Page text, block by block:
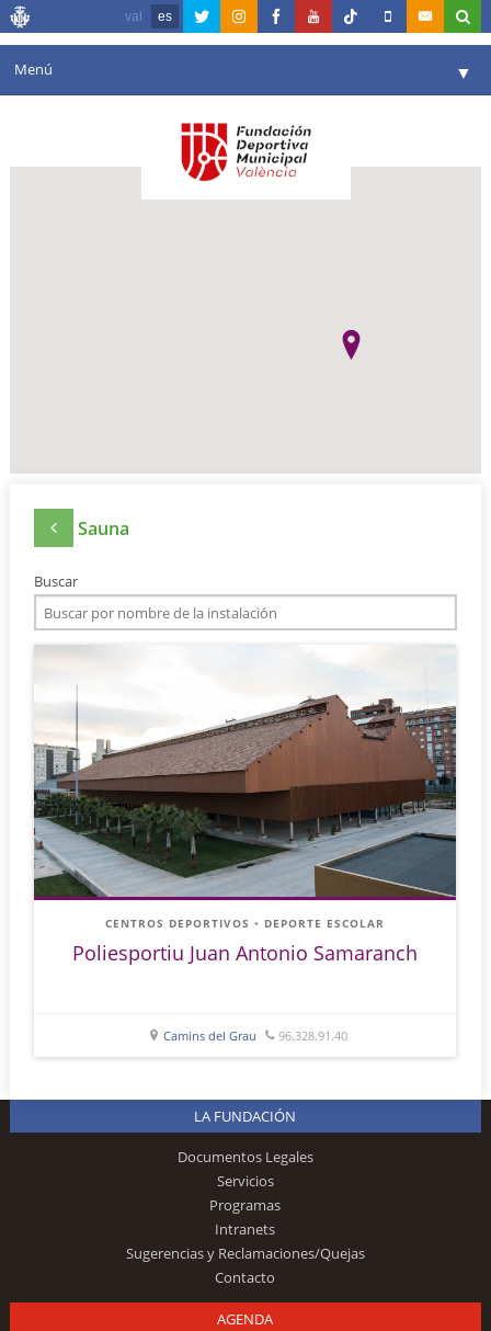
val es
Menú ▼
Agenda
Sauna
Buscar
CENTROS DEPORTIVOS • DEPORTE ESCOLAR
Poliesportiu Juan Antonio Samaranch
Camins del Grau 96.328.91.40
LA FUNDACIÓN
Documentos Legales
Servicios
Programas
Intranets
Sugerencias y Reclamaciones/Quejas
Contacto
AGENDA